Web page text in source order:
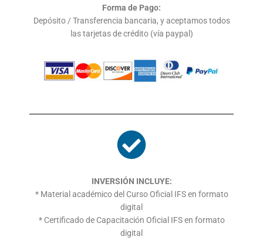
Forma de Pago:
Depósito / Transferencia bancaria, y aceptamos todos
las tarjetas de crédito (vía paypal)
INVERSIÓN INCLUYE:
* Material académico del Curso Oficial IFS en formato
digital
* Certificado de Capacitación Oficial IFS en formato
digital